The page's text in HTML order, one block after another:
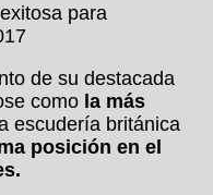
para
de su destacada
como la más
escudería británica
posición en el